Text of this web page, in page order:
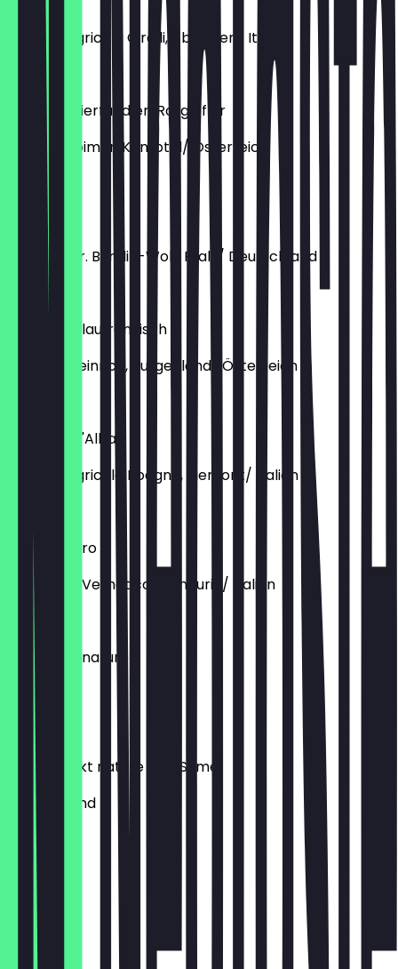
Azienda Agricola Cirelli, Abruzzen/ Italien
€ 8,00
Veltliner/Zierfandler/Rotgipfler
Weingut Loimer, Kamptal/ Österreich
€ 9,00
Weingut Dr. Bürklin-Wolf, Pfalz/ Deutschland
€ 8,00
Zweigelt/Blaufränkisch
Weingut Heinrich, Burgenland/ Österreich
Dolcetto d'Alba
Azienda Agricola Roagna, Piemont/ Italien
Negroamaro
San Pietro Vernotico, Manduria/ Italien
€ 10,00
Cava rosé nature
Spanien
€ 7,00
Riesling Sekt nature Zwo Sume
Deutschland
€ 7,00